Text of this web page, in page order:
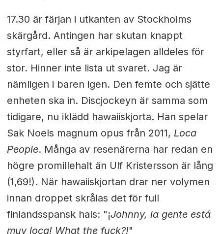
17.30 är färjan i utkanten av Stockholms
skärgård. Antingen har skutan knappt
styrfart, eller så är arkipelagen alldeles för
stor. Hinner inte lista ut svaret. Jag är
nämligen i baren igen. Den femte och sjätte
enheten ska in. Discjockeyn är samma som
tidigare, nu iklädd hawaiiskjorta. Han spelar
Sak Noels magnum opus från 2011, Loca
People. Många av resenärerna har redan en
högre promillehalt än Ulf Kristersson är lång
(1,69!). När hawaiiskjortan drar ner volymen
innan droppet skrålas det för full
finlandsspansk hals: "¡Johnny, la gente está
muy loca! What the fuck?!"